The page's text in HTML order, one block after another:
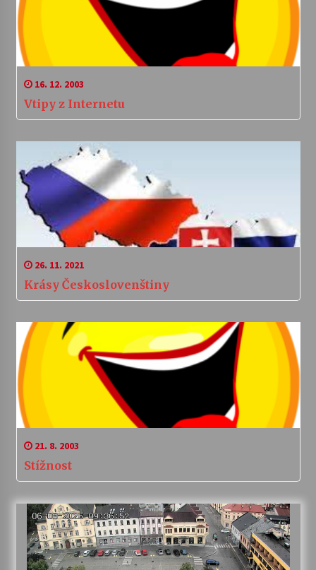
16. 12. 2003
Vtipy z Internetu
26. 11. 2021
Krásy Českoslovenštiny
21. 8. 2003
Stížnost